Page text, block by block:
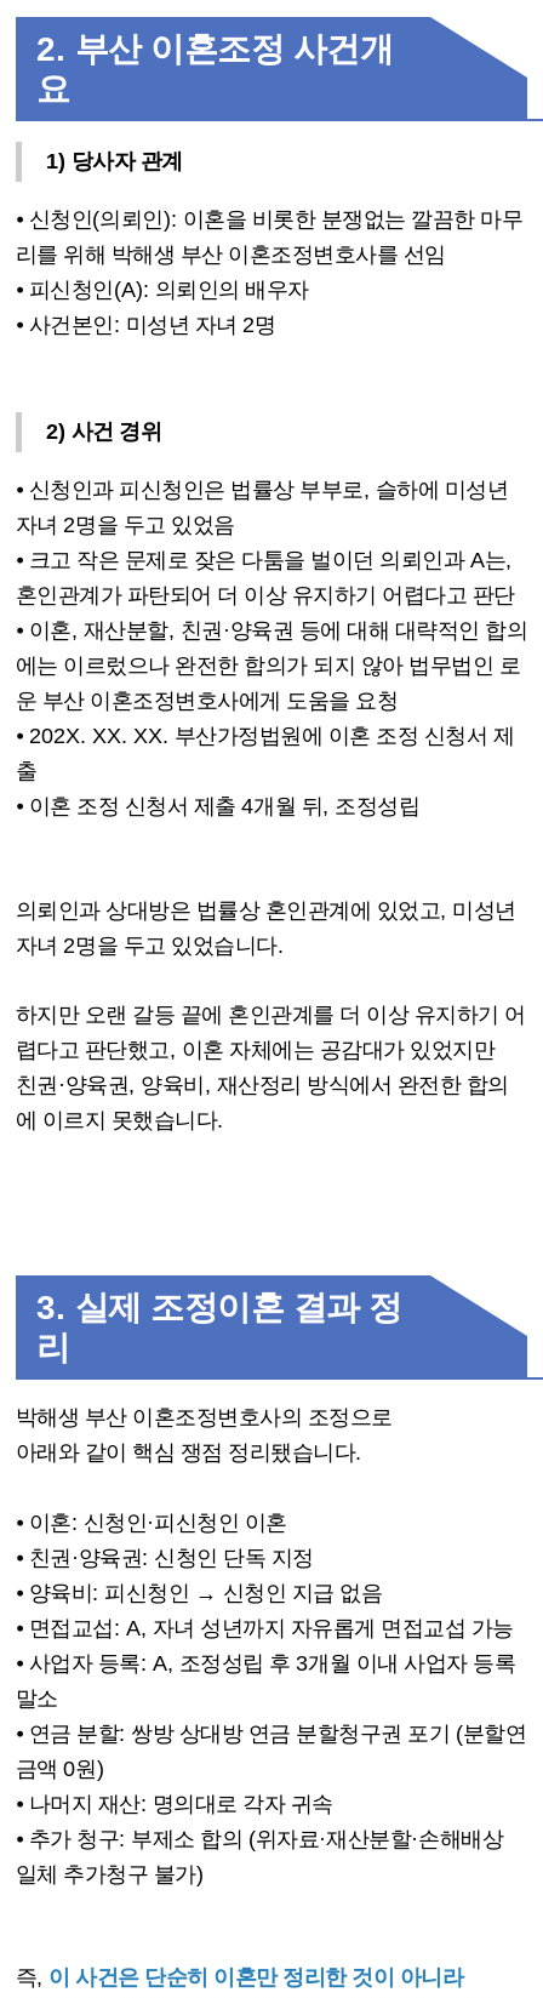
2. 부산 이혼조정 사건개
요
1) 당사자 관계
⦁ 신청인(의뢰인): 이혼을 비롯한 분쟁없는 깔끔한 마무
리를 위해 박해생 부산 이혼조정변호사를 선임
⦁ 피신청인 (A): 의뢰인의 배우자
⦁ 사건본인 : 미성년 자녀 2명
2) 사건 경위
⦁ 신청인과 피신청인은 법률상 부부로 , 슬하에 미성년
자녀 2명을 두고 있었음
⦁ 크고 작은 문제로 잦은 다툼을 벌이던 의뢰인과 A는,
혼인관계가 파탄되어 더 이상 유지하기 어렵다고 판단
⦁ 이혼, 재산분할, 친권 ·양육권 등에 대해 대략적인 합의
에는 이르렀으나 완전한 합의가 되지 않아 법무법인 로
운 부산 이혼조정변호사에게 도움을 요청
⦁ 202X. XX. XX. 부산가정법원에 이혼 조정 신청서 제
출
⦁ 이혼 조정 신청서 제출4개월 뒤, 조정성립
의뢰인과 상대방은 법률상 혼인관계에 있었고, 미성년
자녀 2명을 두고 있었습니다.
하지만 오랜 갈등 끝에 혼인관계를 더 이상 유지하기 어
렵다고 판단했고 , 이혼 자체에는 공감대가 있었지만
친권 ·양육권, 양육비 , 재산정리 방식에서 완전한 합의
에 이르지 못했습니다.
3. 실제 조정이혼 결과 정
리
박해생 부산 이혼조정변호사의 조정으로
아래와 같이 핵심 쟁점 정리됐습니다.
⦁ 이혼: 신청인 ·피신청인 이혼
⦁ 친권 ·양육권: 신청인 단독 지정
⦁ 양육비: 피신청인 → 신청인 지급 없음
⦁ 면접교섭 : A, 자녀 성년까지 자유롭게 면접교섭 가능
⦁ 사업자 등록: A, 조정성립 후3개월 이내 사업자 등록
말소
⦁ 연금 분할: 쌍방 상대방 연금 분할청구권 포기 (분할연
금액0원)
⦁ 나머지 재산: 명의대로 각자 귀속
⦁ 추가 청구: 부제소 합의 (위자료 ·재산분할·손해배상
일체 추가청구 불가)
즉, 이 사건은 단순히 이혼만 정리한 것이 아니라